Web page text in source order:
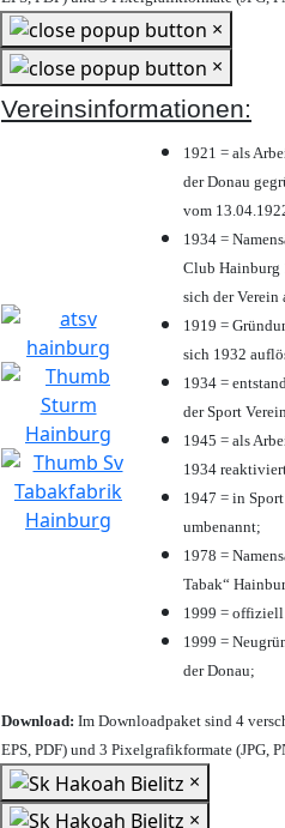
×
×
Vereinsinformationen:
1921 = als
der Donau
vom
1934 =
Club Hainburg
sich der Verein
1919 =
sich 1932
1934 =
der Sport
1945 = als
1934
1947 = in
umbenannt;
1978 =
Tabak“
1999 =
1999 =
der Donau;
Download: Im Downloadpaket sind 4
EPS, PDF) und 3 Pixelgrafikformate (JPG,
×
×